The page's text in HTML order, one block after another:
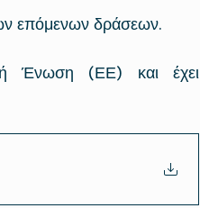
επόμενων δράσεων.
Ένωση (ΕΕ) και έχει